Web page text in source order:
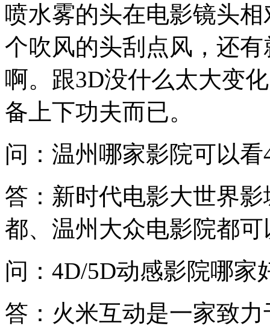
喷水雾的头在电影镜头
个吹风的头刮点风，还
啊。跟3D没什么太大变
备上下功夫而已。
问：温州哪家影院可以看
答：新时代电影大世界
都、温州大众电影院都
问：4D/5D动感影院哪家
答：火米互动是一家致